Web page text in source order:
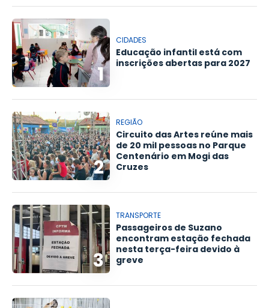
1
CIDADES
Educação infantil está com
inscrições abertas para 2027
2
REGIÃO
Circuito das Artes reúne mais
de 20 mil pessoas no Parque
Centenário em Mogi das
Cruzes
3
TRANSPORTE
Passageiros de Suzano
encontram estação fechada
nesta terça-feira devido à
greve